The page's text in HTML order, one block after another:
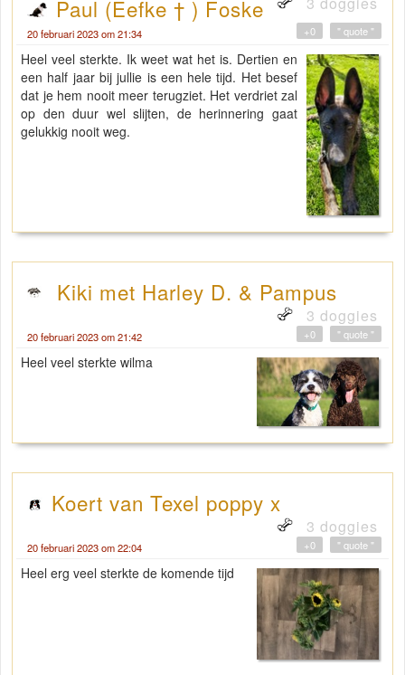
Paul (Eefke † ) Foske
20 februari 2023 om 21:34 " quote "
+0
Heel veel sterkte. Ik weet wat het is. Dertien en
een half jaar bij jullie is een hele tijd. Het besef
dat je hem nooit meer terugziet. Het verdriet zal
op den duur wel slijten, de herinnering gaat
gelukkig nooit weg.
Kiki met Harley D. & Pampus
3 doggies
20 februari 2023 om 21:42 " quote "
+0
Heel veel sterkte wilma
Koert van Texel poppy x
3 doggies
20 februari 2023 om 22:04 " quote "
+0
Heel erg veel sterkte de komende tijd